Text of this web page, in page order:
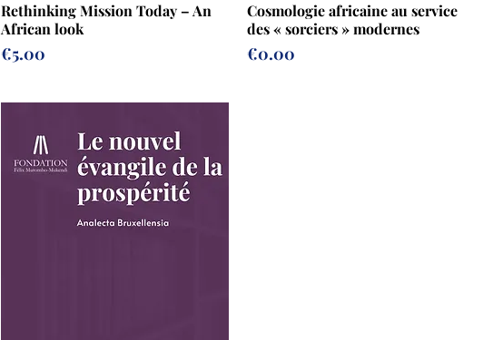
Rethinking Mission Today – An
African look
Prix
€5.00
Cosmologie africaine au service
des « sorciers » modernes
Prix
€0.00